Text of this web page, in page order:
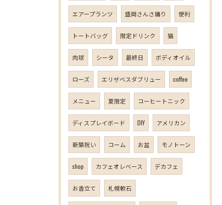
エアープランツ 盛岡さんさ踊り 便利
トートバッグ 限定ドリンク 猫
肉球 シータ 最終日 ボディオイル
ローズ エリザベスダブリュー coffee
メニュー 夏限定 コーヒートニック
ディスプレイボード DIY アメリカン
新築祝い コーム お盆 モノトーン
shop カフェオレベース デカフェ
お香立て 札幌軟石